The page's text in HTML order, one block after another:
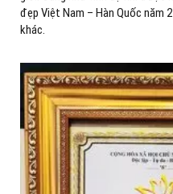
đẹp Việt Nam – Hàn Quốc năm
khác.